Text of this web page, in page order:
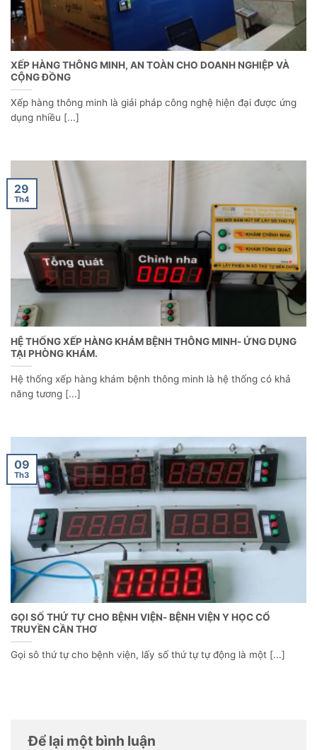
XẾP HÀNG THÔNG MINH, AN TOÀN CHO DOANH NGHIỆP VÀ
CỘNG ĐỒNG
Xếp hàng thông minh là giải pháp công nghệ hiện đại được ứng
dụng nhiều [...]
HỆ THỐNG XẾP HÀNG KHÁM BỆNH THÔNG MINH- ỨNG DỤNG
TẠI PHÒNG KHÁM.
Hệ thống xếp hàng khám bệnh thông minh là hệ thống có khả
năng tương [...]
29
Th4
GỌI SỐ THỨ TỰ CHO BỆNH VIỆN- BỆNH VIỆN Y HỌC CỔ
TRUYỀN CẦN THƠ
Gọi sô thứ tự cho bệnh viện, lấy số thứ tự tự động là một [...]
09
Th3
Để lại một bình luận